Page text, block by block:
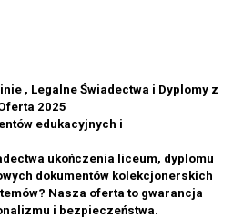
, Legalne Świadectwa i Dyplomy z
2025
edukacyjnych i
ukończenia liceum, dyplomu
dokumentów kolekcjonerskich
Nasza oferta to gwarancja
i bezpieczeństwa.